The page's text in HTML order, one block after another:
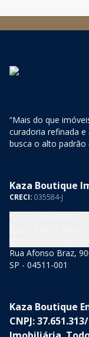
“Mais do que
curadoria refinada
busca o alto padrão
Kaza Boutique
CRECI: 035584-J
Rua Afonso Braz,
SP - 04511-001
Kaza Boutique
CNPJ: